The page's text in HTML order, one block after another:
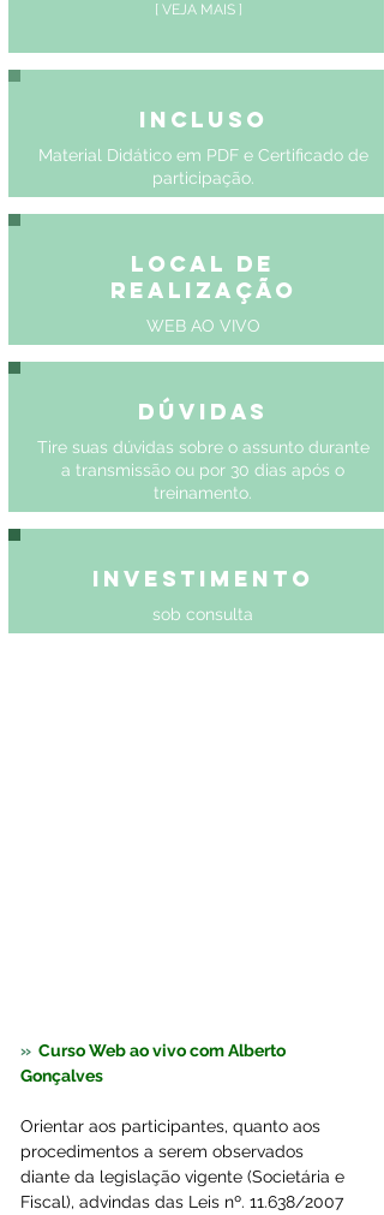
[ VEJA MAIS ]
Incluso
Material Didático em PDF e Certificado de
participação.
Local de
Realização
WEB AO VIVO
Dúvidas
Tire suas dúvidas sobre o assunto durante
a transmissão ou por 30 dias após o
treinamento.
Investimento
sob consulta
» Curso Web ao vivo com Alberto
Gonçalves
Orientar aos participantes, quanto aos
procedimentos a serem observados
diante da legislação vigente (Societária e
Fiscal), advindas das Leis nº. 11.638/2007